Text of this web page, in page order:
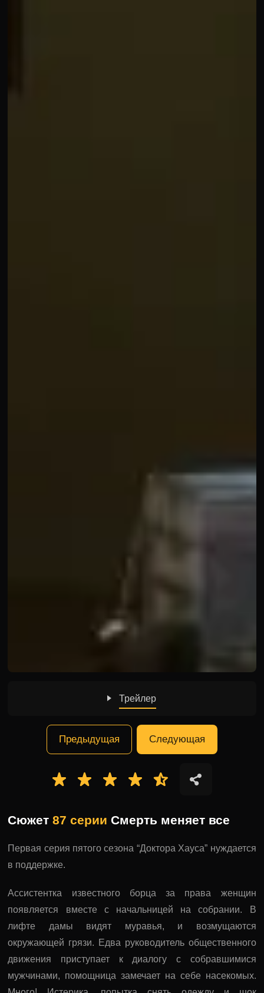
Трейлер
Предыдущая Следующая
Сюжет87 серии Смерть меняет все
Первая серия пятого сезона “Доктора Хауса” нуждается
в поддержке.
Ассистентка известного борца за права женщин
появляется вместе с начальницей на собрании. В
лифте дамы видят муравья, и возмущаются
окружающей грязи. Едва руководитель общественного
движения приступает к диалогу с собравшимися
мужчинами, помощница замечает на себе насекомых.